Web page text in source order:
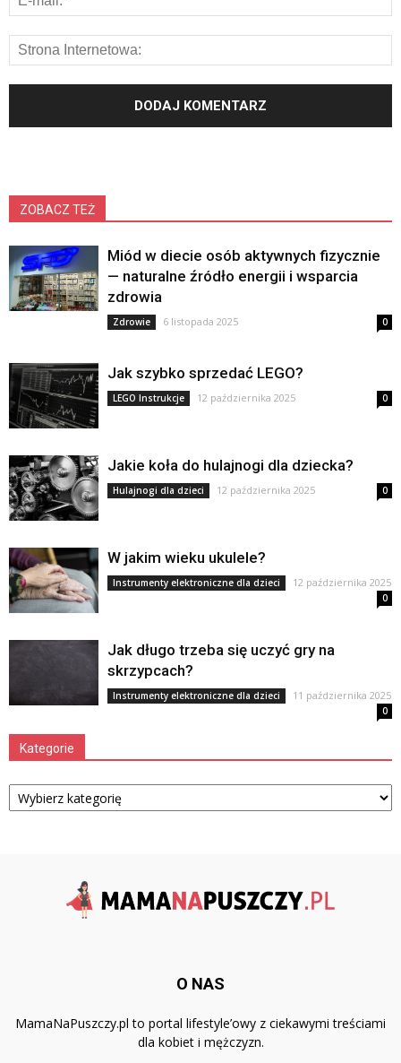
ZOBACZ TEŻ
Miód w diecie osób aktywnych fizycznie
— naturalne źródło energii i wsparcia
zdrowia
Zdrowie 6 listopada 2025 0
Jak szybko sprzedać LEGO?
LEGO Instrukcje 12 października 2025 0
Jakie koła do hulajnogi dla dziecka?
Hulajnogi dla dzieci 12 października 2025 0
W jakim wieku ukulele?
Instrumenty elektroniczne dla dzieci 12 października 2025
0
Jak długo trzeba się uczyć gry na
skrzypcach?
Instrumenty elektroniczne dla dzieci 11 października 2025
0
Kategorie
Kategorie
O NAS
MamaNaPuszczy.pl to portal lifestyle’owy z ciekawymi treściami
dla kobiet i mężczyzn.